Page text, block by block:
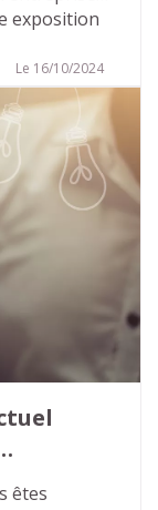
exposition
tant sur
Nous
la
les
à mettre en
sain et
Le 16/10/2024
êtes